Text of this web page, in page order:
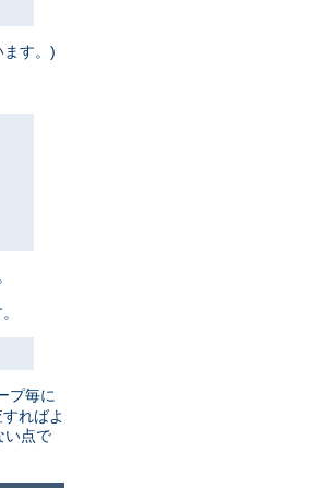
ます。)
プ毎に
ればよ
い点で